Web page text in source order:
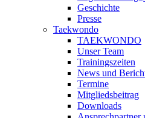
Geschichte
Presse
Taekwondo
TAEKWONDO
Unser Team
Trainingszeiten
News und
Termine
Mitgliedsbeitrag
Downloads